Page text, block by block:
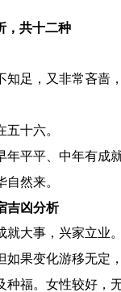
，共十二种
足，又非常吝啬
十六。
平平、中年有成
然来。
吉凶分析
大事，兴家立业
果变化游移无定
福。女性较好，